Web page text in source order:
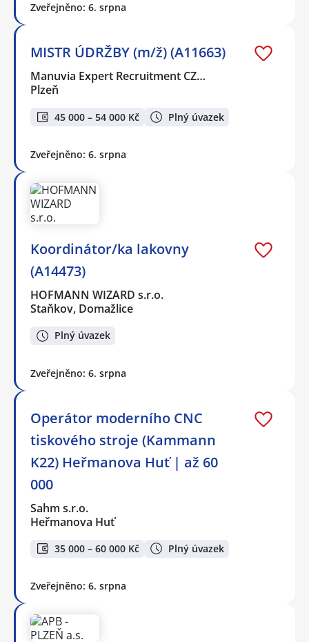
Zveřejněno: 6. srpna
MISTR ÚDRŽBY (m/ž) (A11663)
Manuvia Expert Recruitment CZ…
Plzeň
45 000 – 54 000 Kč Plný úvazek
Zveřejněno: 6. srpna
Koordinátor/ka lakovny
(A14473)
HOFMANN WIZARD s.r.o.
Staňkov, Domažlice
Plný úvazek
Zveřejněno: 6. srpna
Operátor moderního CNC
tiskového stroje (Kammann
K22) Heřmanova Huť | až 60
000
Sahm s.r.o.
Heřmanova Huť
35 000 – 60 000 Kč Plný úvazek
Zveřejněno: 6. srpna